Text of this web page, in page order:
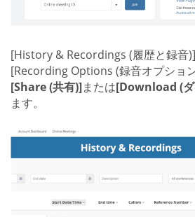
[History & Recordings (履歴と録音)]
[Recording Options (録音オプショ
[Share (共有)]または[Download (
ます。